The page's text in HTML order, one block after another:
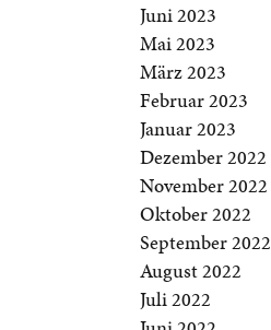
Juni 2023
Mai 2023
März 2023
Februar 2023
Januar 2023
Dezember 2022
November 2022
Oktober 2022
September 2022
August 2022
Juli 2022